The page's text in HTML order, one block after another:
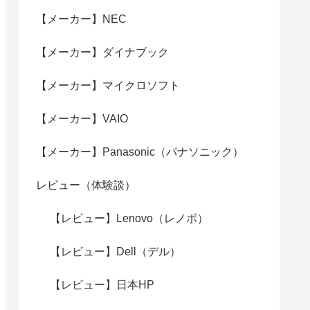
【メーカー】NEC
【メーカー】ダイナブック
【メーカー】マイクロソフト
【メーカー】VAIO
【メーカー】Panasonic（パナソニック）
レビュー（体験談）
【レビュー】Lenovo（レノボ）
【レビュー】Dell（デル）
【レビュー】日本HP